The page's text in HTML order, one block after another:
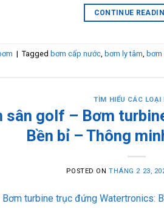
CONTINUE
| Tagged bơm cấp nước, bơm ly tâm,
TÌM HIỂU CÁC LOẠI
sân golf – Bơm
Bền bỉ – Thông
POSTED ONTHÁNG 2 23,